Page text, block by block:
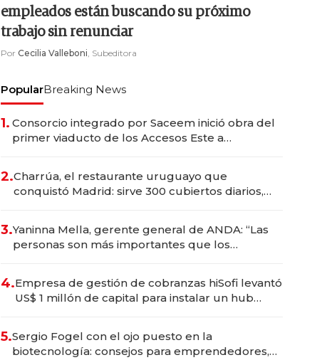
empleados están buscando su próximo
trabajo sin renunciar
Por Cecilia Valleboni , Subeditora
PopularBreaking News
1. Consorcio integrado por Saceem inició obra del
primer viaducto de los Accesos Este a
2.Charrúa, el restaurante uruguayo que
conquistó Madrid: sirve 300 cubiertos diarios,
3.Yaninna Mella, gerente general de ANDA: “Las
personas son más importantes que los
4.Empresa de gestión de cobranzas hiSofi levantó
US$ 1 millón de capital para instalar un hub
5.Sergio Fogel con el ojo puesto en la
biotecnología: consejos para emprendedores,